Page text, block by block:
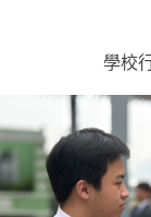
學校